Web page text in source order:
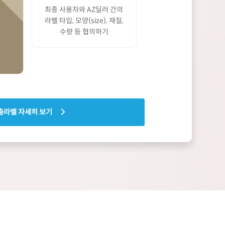
최종 사용자와 AZ딜러 간의
라벨 타입, 모양(size), 재질,
수량 등 협의하기
라벨 자세히 보기